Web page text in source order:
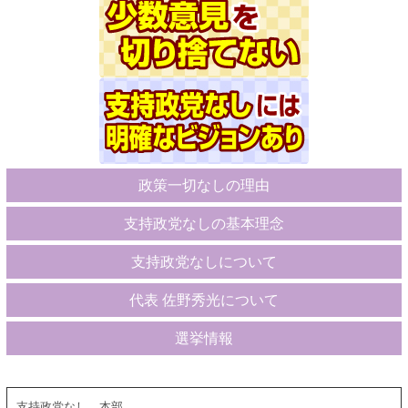
政策一切なしの理由
支持政党なしの基本理念
支持政党なしについて
代表 佐野秀光について
選挙情報